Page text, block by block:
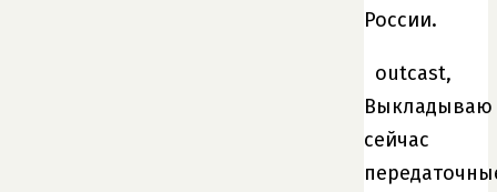
России.
outcast,
Выкладываю
сейчас